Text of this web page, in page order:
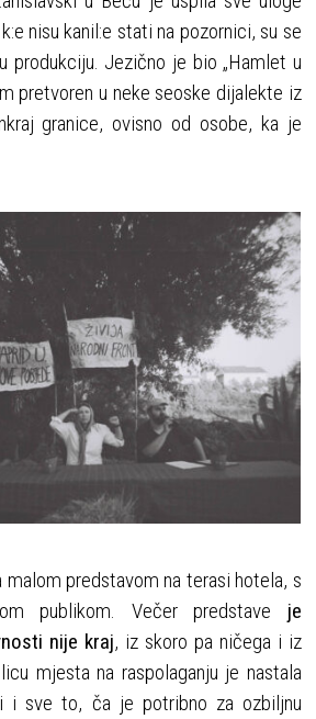
nisu kanil:e stati na pozornici, su se
produkciju. Jezično je bio „Hamlet u
pretvoren u neke seoske dijalekte iz
granice, ovisno od osobe, ka je
malom predstavom na terasi hotela, s
publikom. Večer predstave je
nije kraj, iz skoro pa ničega i iz
mjesta na raspolaganju je nastala
i sve to, ča je potribno za ozbiljnu